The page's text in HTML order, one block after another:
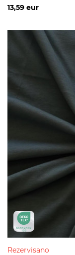
13,59 eur
Rezervisano